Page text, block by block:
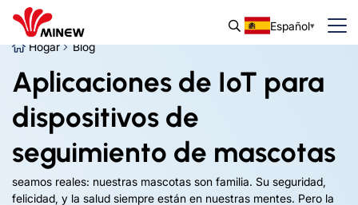
Español
Hogar
Blog
Aplicaciones de IoT para
dispositivos de
seguimiento de mascotas
seamos reales: nuestras mascotas son familia. Su seguridad,
felicidad, y la salud siempre están en nuestras mentes. Pero la